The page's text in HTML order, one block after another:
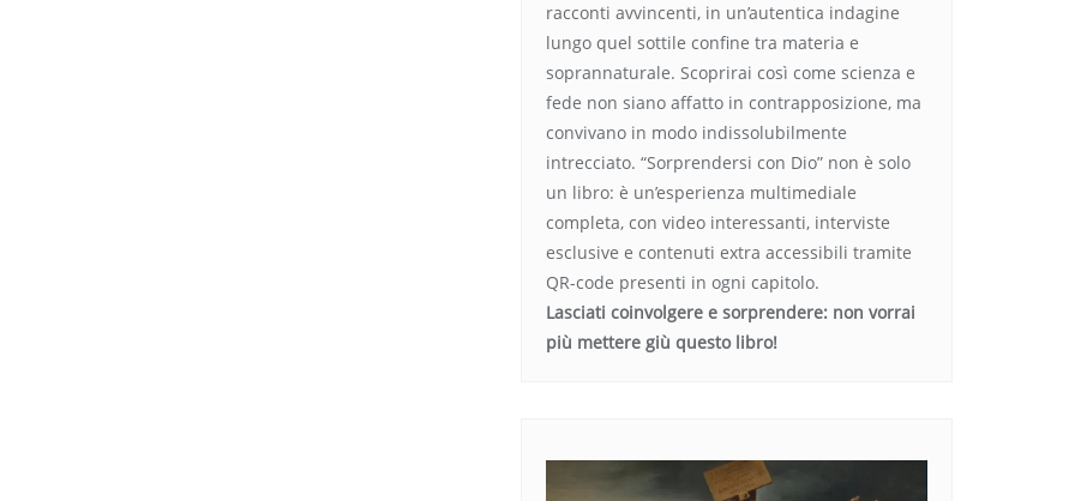
racconti avvincenti, in un’autentica indagine
lungo quel sottile confine tra materia e
soprannaturale. Scoprirai così come scienza e
fede non siano affatto in contrapposizione, ma
convivano in modo indissolubilmente
intrecciato. “Sorprendersi con Dio” non è solo
un libro: è un’esperienza multimediale
completa, con video interessanti, interviste
esclusive e contenuti extra accessibili tramite
QR-code presenti in ogni capitolo.
Lasciati coinvolgere e sorprendere: non vorrai
più mettere giù questo libro!